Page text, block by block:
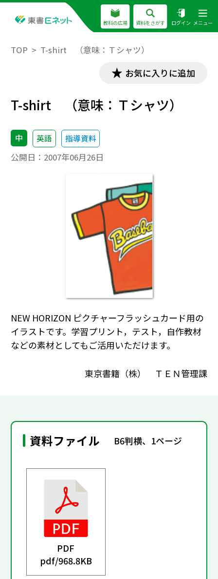
教科の広場 資料をさがす ログイン メニュー
TOP T-shirt （意味：Ｔシャツ）
お気に入りに追加
T-shirt （意味：Ｔシャツ）
中 英語 指導資料
公開日： 2007年06月26日
NEW HORIZON ピクチャーフラッシュカード用の
イラストです。学習プリント，テスト，自作教材
などの素材としてもご活用いただけます。
東京書籍（株） ＴＥＮ管理課
資料ファイル B6判横、1ページ
PDF
pdf/968.8KB